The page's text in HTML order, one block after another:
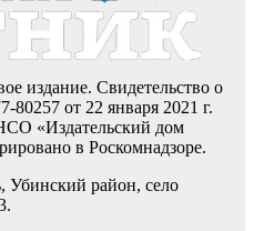
издание. Свидетельство о
от 22 января 2021 г.
«Издательский дом
в Роскомнадзоре.
Убинский район, село